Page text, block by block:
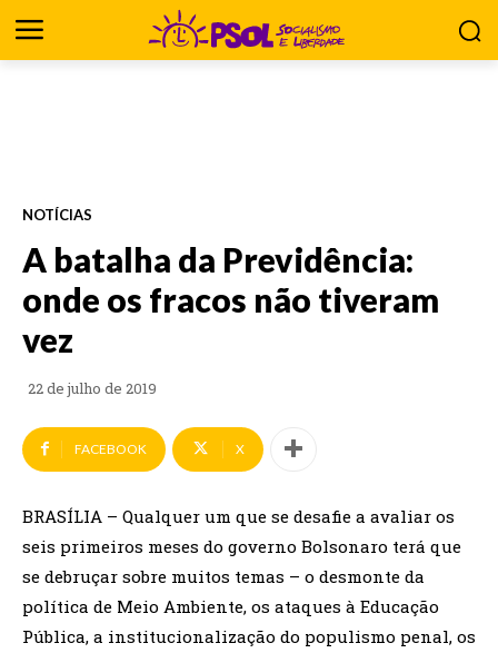
NOTÍCIAS
A batalha da Previdência:
onde os fracos não tiveram
vez
22 de julho de 2019
FACEBOOK X
BRASÍLIA – Qualquer um que se desafie a avaliar os
seis primeiros meses do governo Bolsonaro terá que
se debruçar sobre muitos temas – o desmonte da
política de Meio Ambiente, os ataques à Educação
Pública, a institucionalização do populismo penal, os